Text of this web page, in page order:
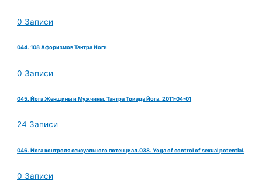
0 Записи
044. 108 Афоризмов Тантра Йоги
0 Записи
045. Йога Женщины и Мужчины. Тантра Триада Йога. 2011-04-01
24 Записи
046. Йога контроля сексуального потенциал.038. Yoga of control of sexual potential.
0 Записи